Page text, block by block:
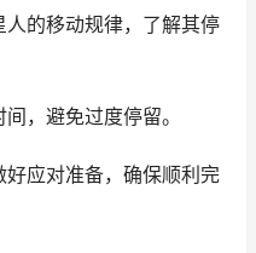
的移动规律，了解其停
，避免过度停留。
应对准备，确保顺利完